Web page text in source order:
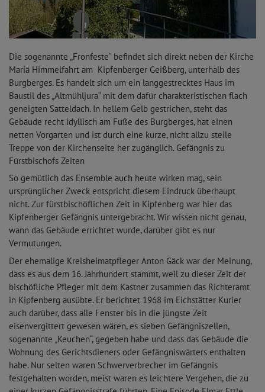
Die sogenannte „Fronfeste“ befindet sich direkt neben der Kirche
Mariä Himmelfahrt am Kipfenberger Geißberg, unterhalb des
Burgberges. Es handelt sich um ein langgestrecktes Haus im
Baustil des „Altmühljura“ mit dem dafür charakteristischen flach
geneigten Satteldach. In hellem Gelb gestrichen, steht das
Gebäude recht idyllisch am Fuße des Burgberges, hat einen
netten Vorgarten und ist durch eine kurze, nicht allzu steile
Treppe von der Kirchenseite her zugänglich. Gefängnis zu
Fürstbischofs Zeiten
So gemütlich das Ensemble auch heute wirken mag, sein
ursprünglicher Zweck entspricht diesem Eindruck überhaupt
nicht. Zur fürstbischöflichen Zeit in Kipfenberg war hier das
Kipfenberger Gefängnis untergebracht. Wir wissen nicht genau,
wann das Gebäude errichtet wurde, darüber gibt es nur
Vermutungen.
Der ehemalige Kreisheimatpfleger Anton Gäck war der Meinung,
dass es aus dem 16. Jahrhundert stammt, weil zu dieser Zeit der
bischöfliche Pfleger mit dem Kastner zusammen das Richteramt
in Kipfenberg ausübte. Er berichtet 1968 im Eichstätter Kurier
auch darüber, dass alle Fenster bis in die jüngste Zeit
eisenvergittert gewesen wären, es sieben Gefängniszellen,
sogenannte „Keuchen“, gegeben habe und dass das Gebäude die
Wohnung des Gerichtsdieners oder Gefängniswärters enthalten
habe. Nur selten waren Schwerverbrecher im Gefängnis
festgehalten worden, meist waren es leichtere Vergehen, die zu